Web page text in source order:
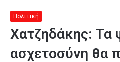
Πολιτική
Χατζηδάκης: Τα
ασχετοσύνη θα